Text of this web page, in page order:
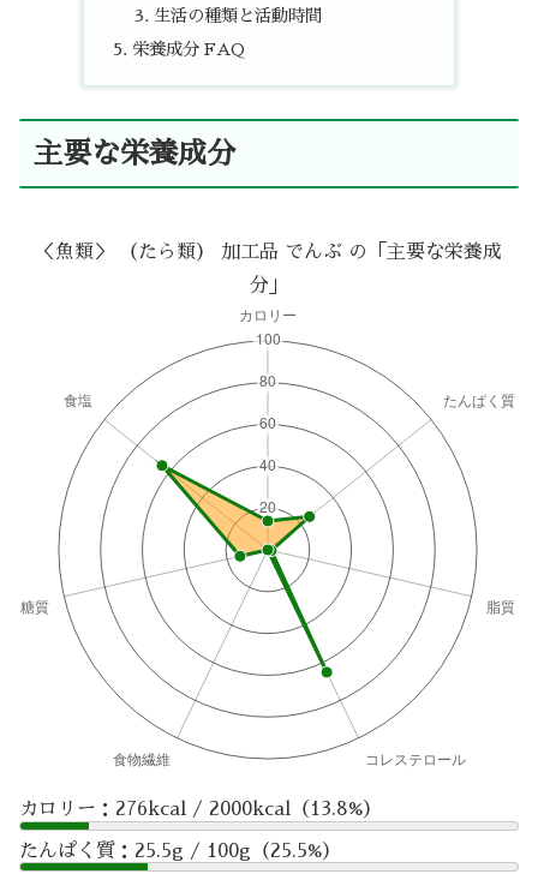
生活の種類と活動時間
栄養成分 FAQ
主要な栄養成分
＜魚類＞ （たら類） 加工品 でんぶ の「主要な栄養成
分」
カロリー：276kcal / 2000kcal（13.8%）
たんぱく質：25.5g / 100g（25.5%）